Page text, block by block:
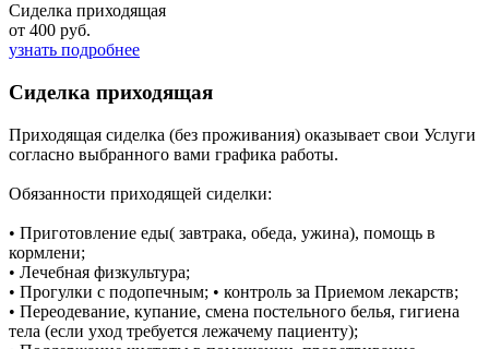
Сиделка приходящая
от 400 руб.
узнать подробнее
Сиделка приходящая
Приходящая сиделка (без проживания) оказывает свои Услуги
согласно выбранного вами графика работы.
Обязанности приходящей сиделки:
• Приготовление еды( завтрака, обеда, ужина), помощь в
кормлени;
• Лечебная физкультура;
• Прогулки с подопечным; • контроль за Приемом лекарств;
• Переодевание, купание, смена постельного белья, гигиена
тела (если уход требуется лежачему пациенту);